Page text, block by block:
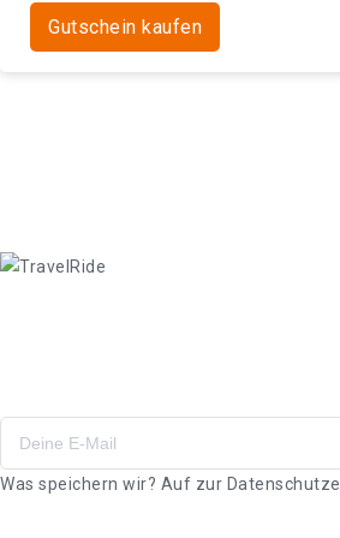
Gutschein kaufen
Was speichern wir? Auf zur